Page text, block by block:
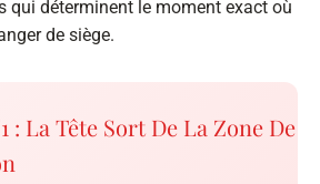
qui déterminent le moment exact où
de siège.
: La Tête Sort De La Zone De